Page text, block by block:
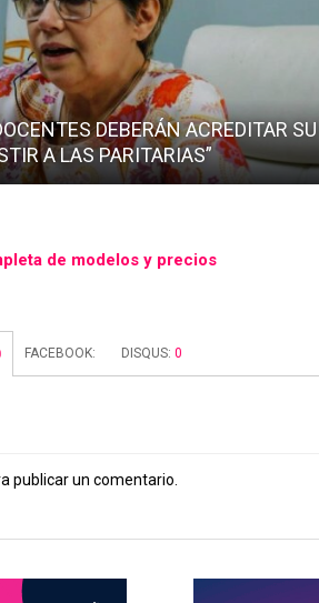
DEBERÁN ACREDITAR SU
A LAS PARITARIAS”
de modelos y precios
FACEBOOK: DISQUS:0
publicar un comentario.